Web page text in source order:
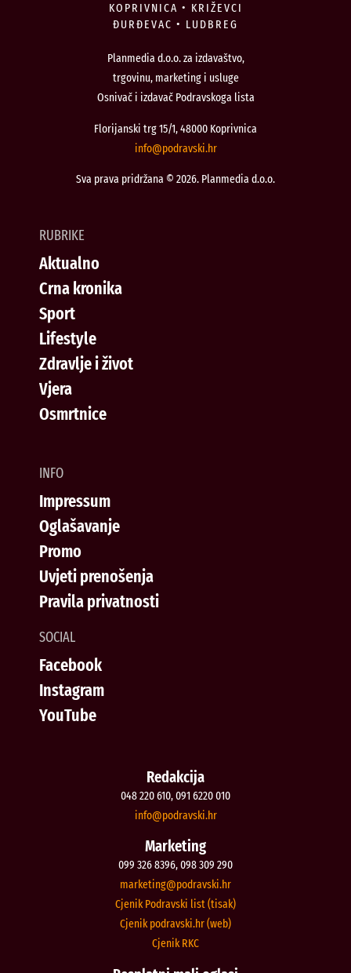
KOPRIVNICA • KRIŽEVCI
ĐURĐEVAC • LUDBREG
Planmedia d.o.o. za izdavaštvo,
trgovinu, marketing i usluge
Osnivač i izdavač Podravskoga lista
Florijanski trg 15/1, 48000 Koprivnica
rh.iksvardop
@ofni
Sva prava pridržana © 2026. Planmedia d.o.o.
RUBRIKE
Aktualno
Crna kronika
Sport
Lifestyle
Zdravlje i život
Vjera
Osmrtnice
INFO
Impressum
Oglašavanje
Promo
Uvjeti prenošenja
Pravila privatnosti
SOCIAL
Facebook
Instagram
YouTube
Redakcija
048 220 610, 091 6220 010
rh.iksvardop
@ofni
Marketing
099 326 8396, 098 309 290
rh.iksvardop
@gnitekram
Cjenik Podravski list (tisak)
Cjenik podravski.hr (web)
Cjenik RKC